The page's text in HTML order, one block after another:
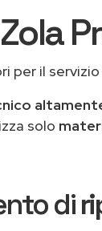
per il servizio
solo
di